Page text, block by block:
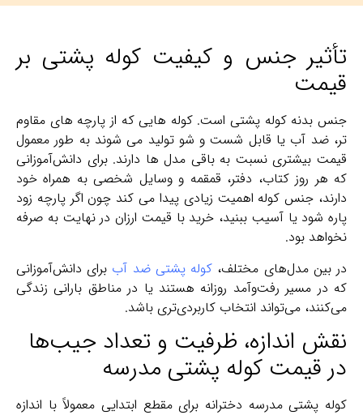
تأثیر جنس و کیفیت کوله پشتی بر
قیمت
جنس بدنه کوله پشتی است. کوله ‌هایی که از پارچه‌ های مقاوم‌
تر، ضد آب یا قابل شست‌ و شو تولید می‌ شوند به طور معمول
قیمت بیشتری نسبت به باقی مدل‌ ها دارند. برای دانش‌آموزانی
که هر روز کتاب، دفتر، قمقمه و وسایل شخصی به همراه خود
دارند، جنس کوله اهمیت زیادی پیدا می کند چون اگر پارچه زود
پاره شود یا آسیب ببنید، خرید با قیمت ارزان در نهایت به‌ صرفه
نخواهد بود.
در بین مدل‌های مختلف، کوله پشتی ضد آب برای دانش‌آموزانی
که در مسیر رفت‌وآمد روزانه هستند یا در مناطق بارانی زندگی
می‌کنند، می‌تواند انتخاب کاربردی‌تری باشد.
نقش اندازه، ظرفیت و تعداد جیب‌ها
در قیمت کوله پشتی مدرسه
کوله پشتی مدرسه دخترانه برای مقطع ابتدایی معمولاً با اندازه